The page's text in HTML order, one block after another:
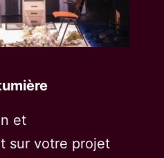
et
sur votre projet